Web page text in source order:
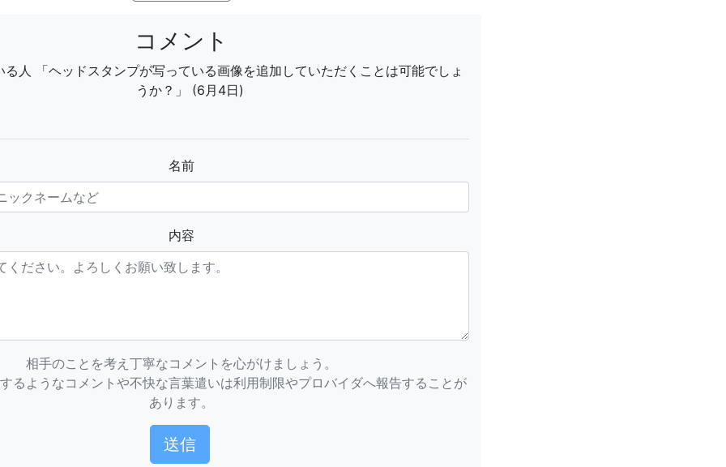
コメント
る人 「ヘッドスタンプが写っている画像を追加していただくことは可能でしょ
うか？」 (6月4日)
名前
内容
相手のことを考え丁寧なコメントを心がけましょう。
るようなコメントや不快な言葉遣いは利用制限やプロバイダへ報告することが
あります。